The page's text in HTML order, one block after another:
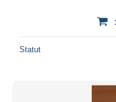
Statut